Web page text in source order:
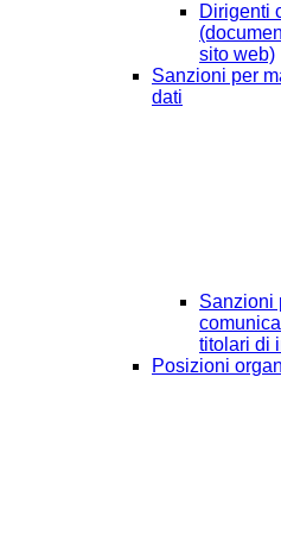
Dirigenti
sito web)
Sanzioni per
dati
Sanzioni
titolari di
Posizioni